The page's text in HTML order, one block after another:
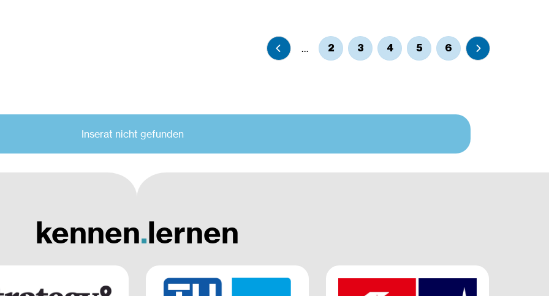
Technische Mathematik
Technische Physik
Büro
Homeoffice möglich
… 2 3 4 5 6
Inserat nicht gefunden
kennen.lernen